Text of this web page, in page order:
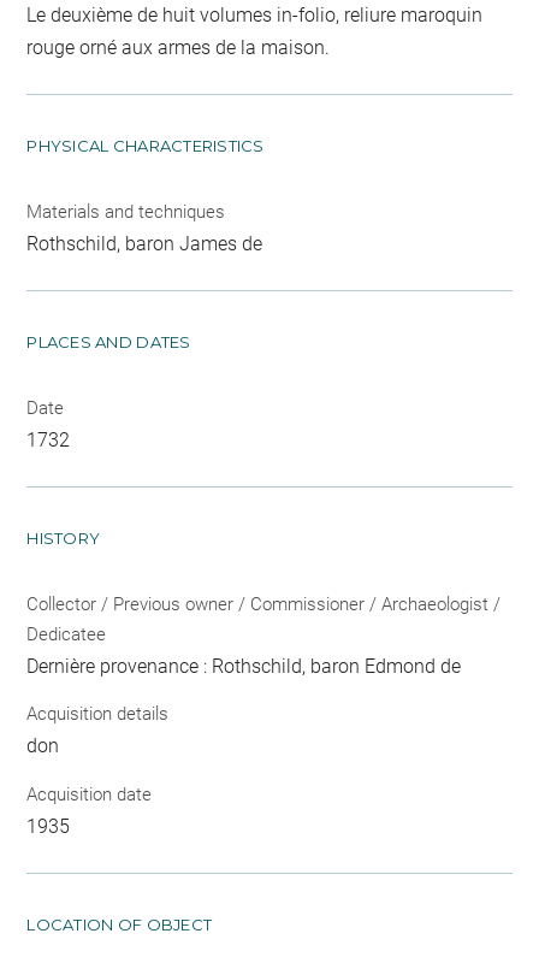
Le deuxième de huit volumes in-folio, reliure maroquin
rouge orné aux armes de la maison.
PHYSICAL CHARACTERISTICS
Materials and techniques
Rothschild, baron James de
PLACES AND DATES
Date
1732
HISTORY
Collector / Previous owner / Commissioner / Archaeologist /
Dedicatee
Dernière provenance : Rothschild, baron Edmond de
Acquisition details
don
Acquisition date
1935
LOCATION OF OBJECT